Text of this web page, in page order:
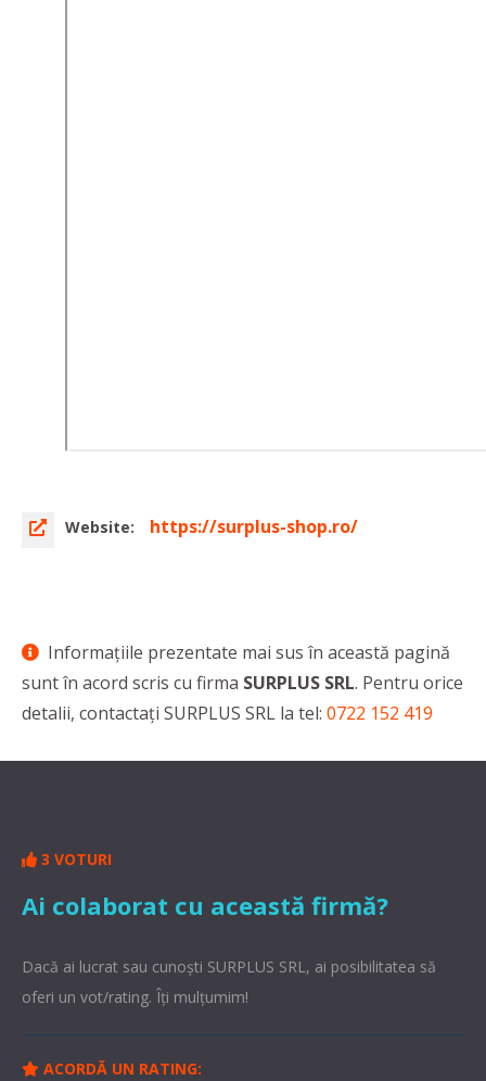
Website: https://surplus-shop.ro/
Informaţiile prezentate mai sus în această pagină
sunt în acord scris cu firma SURPLUS SRL. Pentru orice
detalii, contactaţi SURPLUS SRL la tel: 0722 152 419
3 VOTURI
Ai colaborat cu această firmă?
Dacă ai lucrat sau cunoşti SURPLUS SRL, ai posibilitatea să
oferi un vot/rating. Îți mulțumim!
ACORDĂ UN RATING: